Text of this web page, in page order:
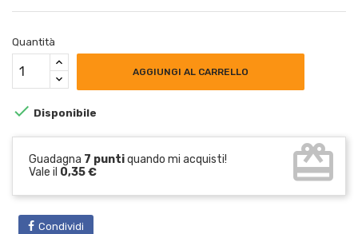
Quantità
AGGIUNGI AL CARRELLO
 Disponibile
Guadagna 7 puntiquando mi acquisti!
Vale il 0,35 € card_giftcard
Condividi